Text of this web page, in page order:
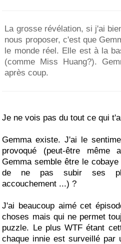
La grosse révélation, si j'ai
nous proposer, c'est que
le monde réel. Elle est à la
(comme Miss Huang?).
après coup.
Je ne vois pas du tout ce qui
Gemma existe. J'ai le
provoqué (peut-être même
Gemma semble être le
de ne pas subir ses
accouchement ...) ?
J'ai beaucoup aimé cet
choses mais qui ne permet
puzzle. Le plus WTF étant
chaque innie est surveillé par